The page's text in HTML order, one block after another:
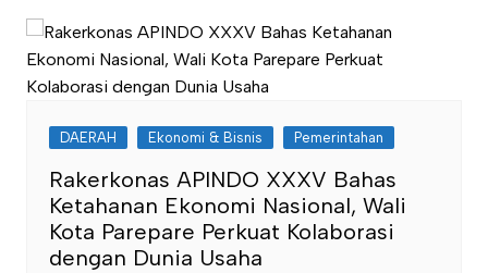
DAERAH Ekonomi & Bisnis Pemerintahan
Rakerkonas APINDO XXXV Bahas
Ketahanan Ekonomi Nasional, Wali
Kota Parepare Perkuat Kolaborasi
dengan Dunia Usaha